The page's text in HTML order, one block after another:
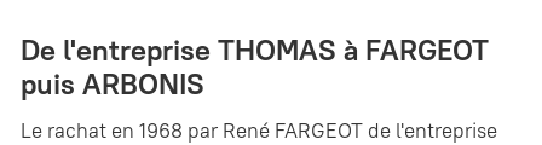
De l'entreprise THOMAS à FARGEOT
puis ARBONIS
Le rachat en 1968 par René FARGEOT de l'entreprise